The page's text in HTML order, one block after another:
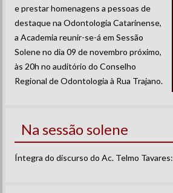
e prestar homenagens a pessoas de
destaque na Odontologia Catarinense,
a Academia reunir-se-á em Sessão
Solene no dia 09 de novembro próximo,
às 20h no auditório do Conselho
Regional de Odontologia à Rua Trajano.
Na sessão solene
Íntegra do discurso do Ac. Telmo Tavares: